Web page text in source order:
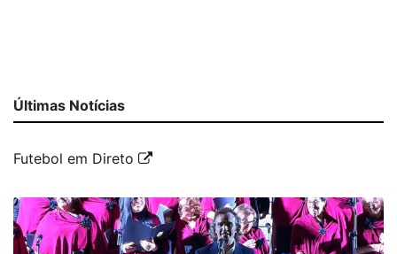
Últimas Notícias
Futebol em Direto